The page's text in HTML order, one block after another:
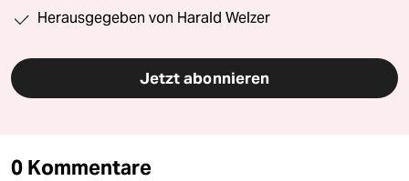
Herausgegeben von Harald Welzer
Jetzt abonnieren
0 Kommentare